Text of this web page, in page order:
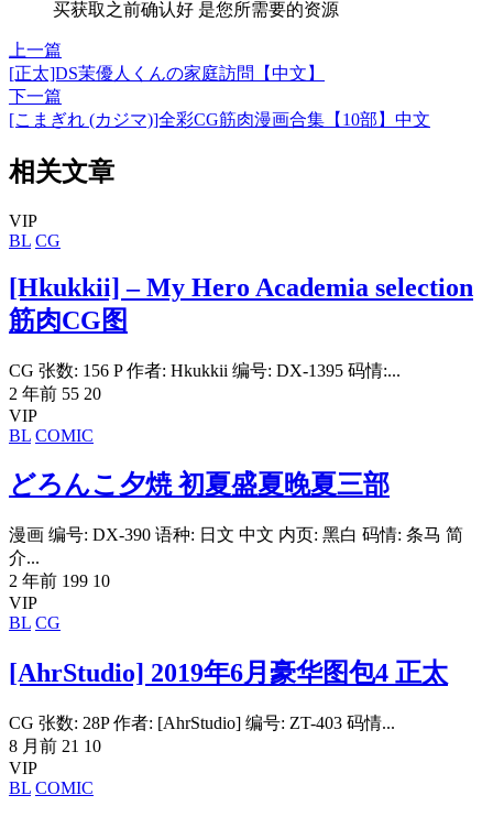
买获取之前确认好 是您所需要的资源
上一篇
[正太]DS茉優人くんの家庭訪問【中文】
下一篇
[こまぎれ (カジマ)]全彩CG筋肉漫画合集【10部】中文
相关文章
VIP
BL CG
[Hkukkii] – My Hero Academia selection
筋肉CG图
CG 张数: 156 P 作者: Hkukkii 编号: DX-1395 码情:...
2 年前 55 20
VIP
BL COMIC
どろんこ夕焼 初夏盛夏晚夏三部
漫画 编号: DX-390 语种: 日文 中文 内页: 黑白 码情: 条马 简
介...
2 年前 199 10
VIP
BL CG
[AhrStudio] 2019年6月豪华图包4 正太
CG 张数: 28P 作者: [AhrStudio] 编号: ZT-403 码情...
8 月前 21 10
VIP
BL COMIC